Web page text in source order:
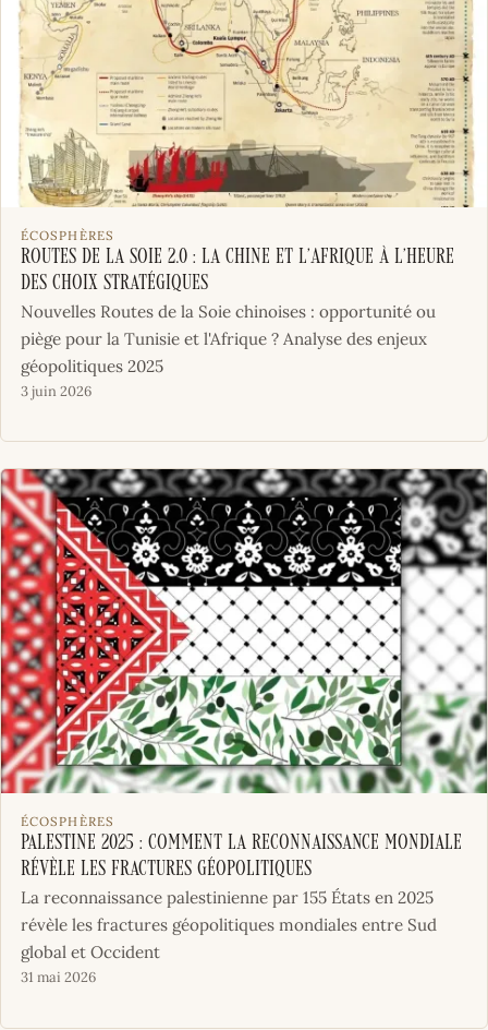
ÉCOSPHÈRES
Routes de la soie 2.0 : la Chine et l’Afrique à l’heure
des choix stratégiques
Nouvelles Routes de la Soie chinoises : opportunité ou
piège pour la Tunisie et l'Afrique ? Analyse des enjeux
géopolitiques 2025
3 juin 2026
ÉCOSPHÈRES
Palestine 2025 : Comment la reconnaissance mondiale
révèle les fractures géopolitiques
La reconnaissance palestinienne par 155 États en 2025
révèle les fractures géopolitiques mondiales entre Sud
global et Occident
31 mai 2026